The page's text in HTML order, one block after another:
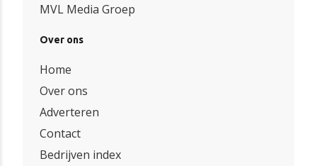
MVL Media Groep
Over ons
Home
Over ons
Adverteren
Contact
Bedrijven index